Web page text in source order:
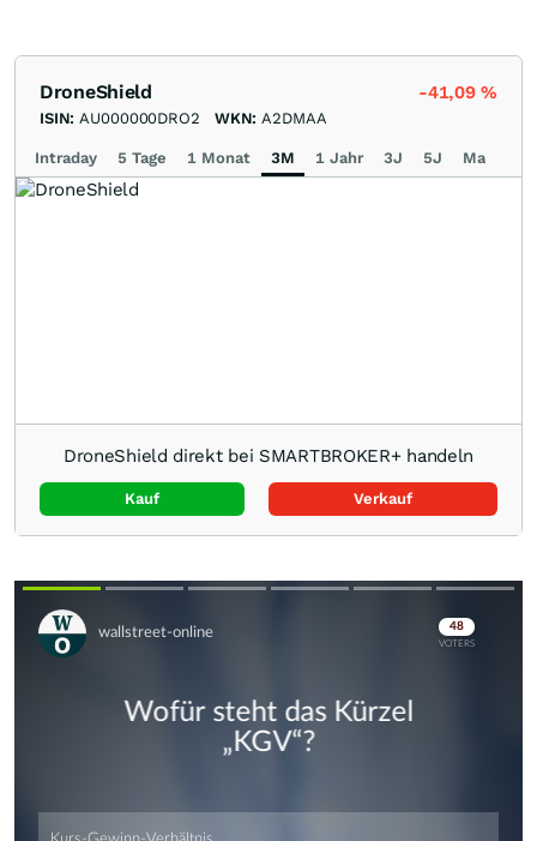
DroneShield -41,09%
ISIN: AU000000DRO2 WKN: A2DMAA
Intraday 5 Tage 1 Monat 3M 1 Jahr 3J 5J Max
DroneShield direkt bei SMARTBROKER+ handeln
Kauf Verkauf
Skip